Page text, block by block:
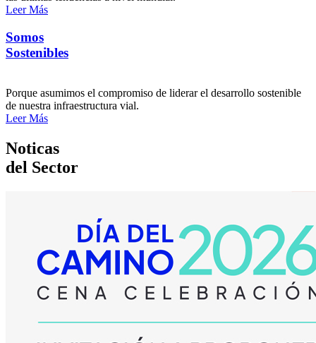
Leer Más
Somos
Sostenibles
Porque asumimos el compromiso de liderar el desarrollo sostenible
de nuestra infraestructura vial.
Leer Más
Noticas
del Sector